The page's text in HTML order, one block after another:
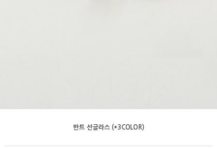
반트 선글라스 (*3COLOR)